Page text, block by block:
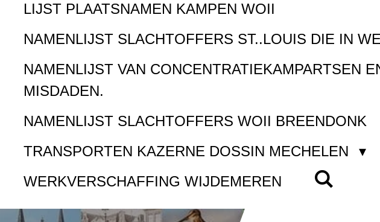
LIJST PLAATSNAMEN KAMPEN WOII
NAMENLIJST SLACHTOFFERS ST..LOUIS DIE IN
NAMENLIJST VAN CONCENTRATIEKAMPARTSEN
MISDADEN.
NAMENLIJST SLACHTOFFERS WOII BREENDONK
TRANSPORTEN KAZERNE DOSSIN MECHELEN
WERKVERSCHAFFING WIJDEMEREN